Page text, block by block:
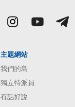
主題網站
我們的島
獨立特派員
有話好說